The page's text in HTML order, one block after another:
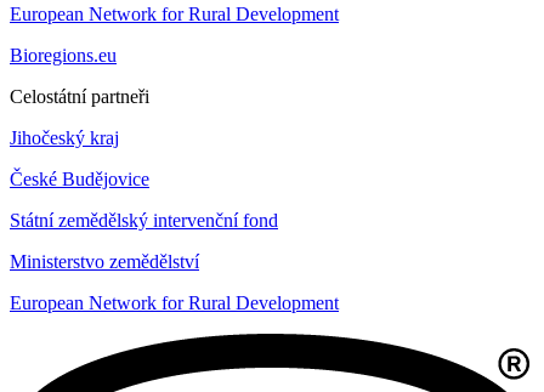
European Network for Rural Development
Bioregions.eu
Celostátní partneři
Jihočeský kraj
České Budějovice
Státní zemědělský intervenční fond
Ministerstvo zemědělství
European Network for Rural Development